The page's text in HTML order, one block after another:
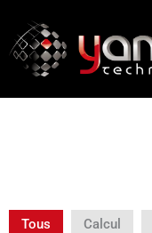
contenu
Tous Calcul